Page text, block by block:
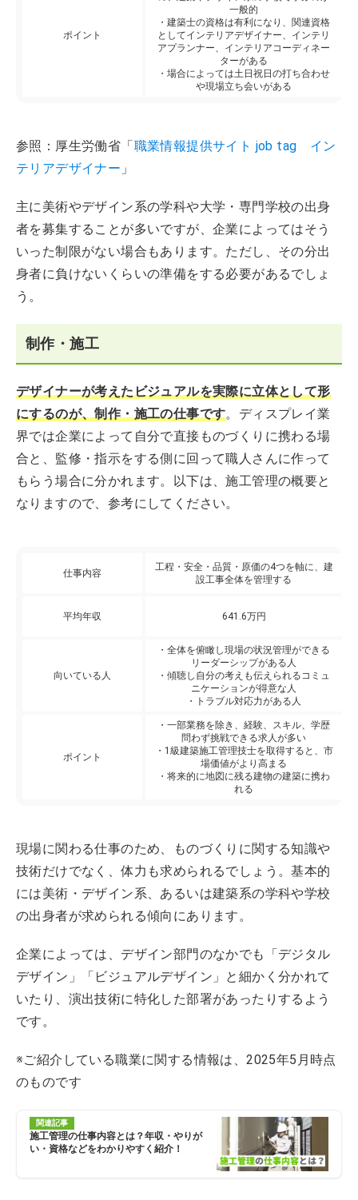
ポイント
一般的
・建築士の資格は有利になり、関連資格
としてインテリアデザイナー、インテリ
アプランナー、インテリアコーディネー
ターがある
・場合によっては土日祝日の打ち合わせ
や現場立ち会いがある
参照：厚生労働省「職業情報提供サイト job tag イン
テリアデザイナー 」
主に美術やデザイン系の学科や大学・専門学校の出身
者を募集することが多いですが、企業によってはそう
いった制限がない場合もあります。ただし、その分出
身者に負けないくらいの準備をする必要があるでしょ
う。
制作・施工
デザイナーが考えたビジュアルを実際に立体として形
にするのが、制作・施工の仕事です。ディスプレイ業
界では企業によって自分で直接ものづくりに携わる場
合と、監修・指示をする側に回って職人さんに作って
もらう場合に分かれます。以下は、施工管理の概要と
なりますので、参考にしてください。
仕事内容
工程・安全・品質・原価の4つを軸に、建
設工事全体を管理する
平均年収 641.6万円
向いている人
・全体を俯瞰し現場の状況管理ができる
リーダーシップがある人
・傾聴し自分の考えも伝えられるコミュ
ニケーションが得意な人
・トラブル対応力がある人
ポイント
・一部業務を除き、経験、スキル、学歴
問わず挑戦できる求人が多い
・1級建築施工管理技士を取得すると、市
場価値がより高まる
・将来的に地図に残る建物の建築に携わ
れる
現場に関わる仕事のため、ものづくりに関する知識や
技術だけでなく、体力も求められるでしょう。基本的
には美術・デザイン系、あるいは建築系の学科や学校
の出身者が求められる傾向にあります。
企業によっては、デザイン部門のなかでも「デジタル
デザイン」「ビジュアルデザイン」と細かく分かれて
いたり、演出技術に特化した部署があったりするよう
です。
※ご紹介している職業に関する情報は、2025年5月時点
のものです
関連記事
施工管理の仕事内容とは？年収・やりが
い・資格などをわかりやすく紹介！